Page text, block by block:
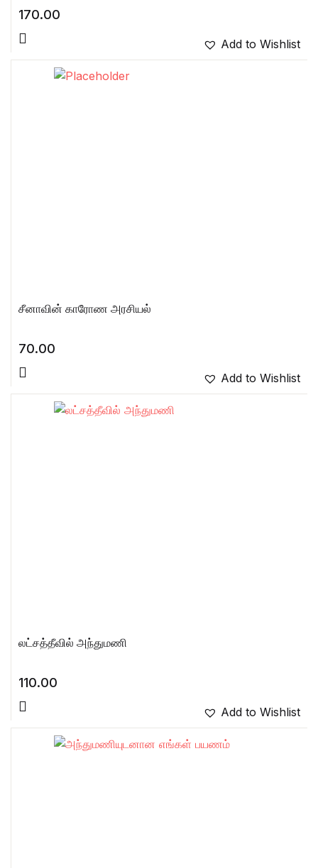
170.00
Add to Wishlist
சீனாவின் காரோண அரசியல்
70.00
Add to Wishlist
லட்சத்தீவில் அந்துமணி
110.00
Add to Wishlist